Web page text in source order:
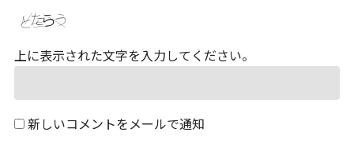
上に表示された文字を入力してください。
新しいコメントをメールで通知